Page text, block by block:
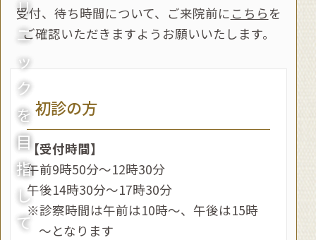
リ
ニ
ッ
ク
を
目
指
し
て
当院はマイナンバーカードの健康保険証利用
が可能です。
2019.01.22
内科診療のご案内
一般内科も受け付けております。ご相談くださ
い。
2018.10.25
【求人募集】医療事務（助手兼務） フルタ
イム・パートタイム募集
委細面談 詳しくは、03-5297-2462 へ直接お
受付、待ち時間について、ご来院前に こちら を
ご確認いただきますようお願いいたします。
初診の方
【受付時間】
午前9時50分～12時30分
午後14時30分～17時30分
※診察時間は午前は10時～、午後は15時
～となります